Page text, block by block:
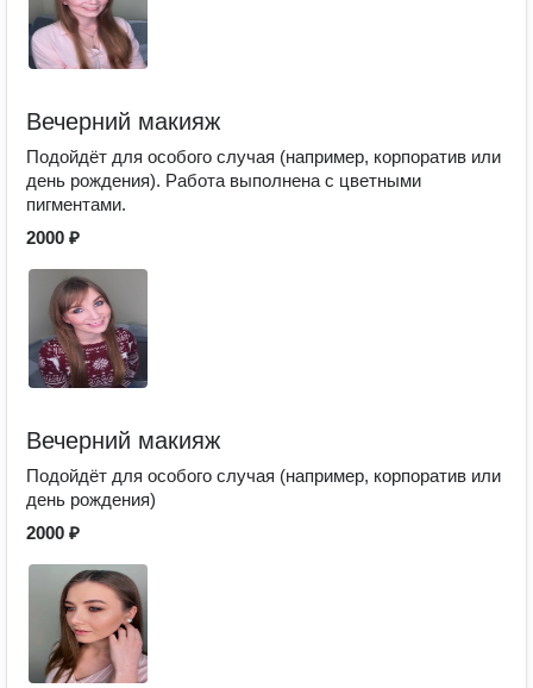
Вечерний макияж
Подойдёт для особого случая (например, корпоратив или
день рождения). Работа выполнена с цветными
пигментами.
2000 ₽
Вечерний макияж
Подойдёт для особого случая (например, корпоратив или
день рождения)
2000 ₽